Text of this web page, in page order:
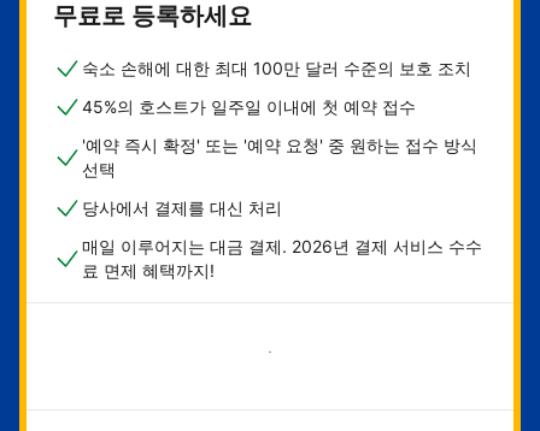
무료로 등록하세요
숙소 손해에 대한 최대 100만 달러 수준의 보호 조치
45%의 호스트가 일주일 이내에 첫 예약 접수
'예약 즉시 확정' 또는 '예약 요청' 중 원하는 접수 방식
선택
당사에서 결제를 대신 처리
매일 이루어지는 대금 결제. 2026년 결제 서비스 수수
료 면제 혜택까지!
지금 시작하기